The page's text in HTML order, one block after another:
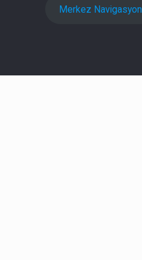
Merkez Navigasyon